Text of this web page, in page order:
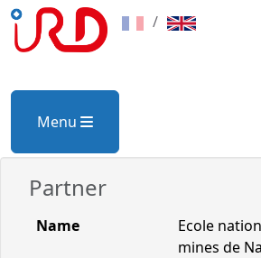
Menu
/
Partner
Name
Ecole
mines de